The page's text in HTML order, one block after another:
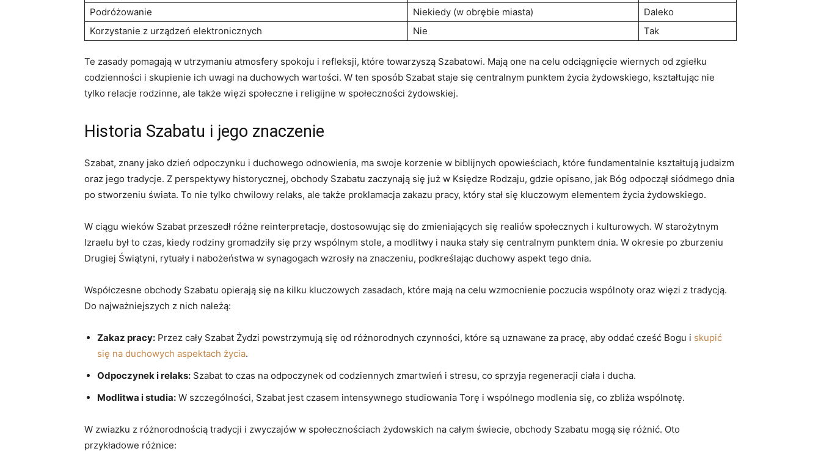
Podróżowanie
Niekiedy (w obrębie miasta)
Daleko
Korzystanie z urządzeń elektronicznych
Nie Tak
Te zasady pomagają w utrzymaniu atmosfery spokoju i refleksji, które towarzyszą Szabatowi. Mają one na celu odciągnięcie wiernych od zgiełku
codzienności i skupienie ich uwagi na duchowych wartości. W ten sposób Szabat staje się centralnym punktem życia żydowskiego, kształtując nie
tylko relacje rodzinne, ale także więzi społeczne i religijne w społeczności żydowskiej.
Historia Szabatu i jego znaczenie
Szabat, znany jako dzień odpoczynku i duchowego odnowienia, ma swoje korzenie w biblijnych opowieściach, które fundamentalnie kształtują judaizm
oraz jego tradycje. Z perspektywy historycznej, obchody Szabatu zaczynają się już w Księdze Rodzaju, gdzie opisano, jak Bóg odpoczął siódmego dnia
po stworzeniu świata. To nie tylko chwilowy relaks, ale także proklamacja zakazu pracy, który stał się kluczowym elementem życia żydowskiego.
W ciągu wieków Szabat przeszedł różne reinterpretacje, dostosowując się do zmieniających się realiów społecznych i kulturowych. W starożytnym
Izraelu był to czas, kiedy rodziny gromadziły się przy wspólnym stole, a modlitwy i nauka stały się centralnym punktem dnia. W okresie po zburzeniu
Drugiej Świątyni, rytuały i nabożeństwa w synagogach wzrosły na znaczeniu, podkreślając duchowy aspekt tego dnia.
Współczesne obchody Szabatu opierają się na kilku kluczowych zasadach, które mają na celu wzmocnienie poczucia wspólnoty oraz więzi z tradycją.
Do najważniejszych z nich należą:
Zakaz pracy: Przez cały Szabat Żydzi powstrzymują się od różnorodnych czynności, które są uznawane za pracę, aby oddać cześć Bogu i skupić
się na duchowych aspektach życia.
Odpoczynek i relaks: Szabat to czas na odpoczynek od codziennych zmartwień i stresu, co sprzyja regeneracji ciała i ducha.
Modlitwa i studia: W szczególności, Szabat jest czasem intensywnego studiowania Torę i wspólnego modlenia się, co zbliża wspólnotę.
W zwiazku z różnorodnością tradycji i zwyczajów w społecznościach żydowskich na całym świecie, obchody Szabatu mogą się różnić. Oto
przykładowe różnice: